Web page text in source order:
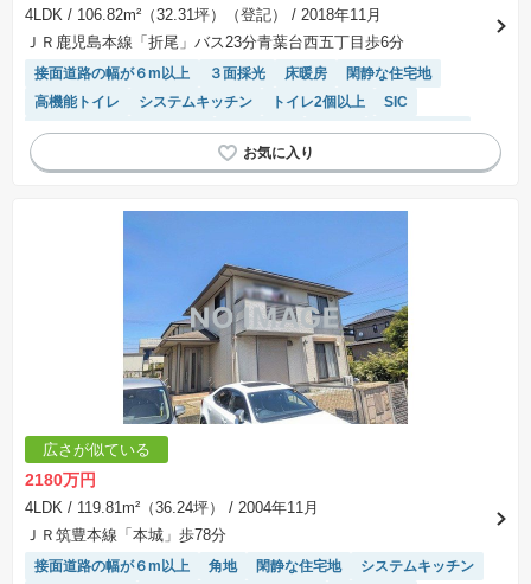
4LDK / 106.82m²（32.31坪）（登記）
/ 2018年11月
ＪＲ鹿児島本線「折尾」バス23分青葉台西五丁目歩6分
接面道路の幅が６m以上 ３面採光 床暖房
閑静な住宅地
高機能トイレ
システムキッチン トイレ2個以上
SIC
モニター付きインターホン
窓付き浴室 食洗機
温水洗浄便座
浴室乾燥機
対面キッチン
広さが似ている
2180万円
4LDK / 119.81m²（36.24坪）
/ 2004年11月
ＪＲ筑豊本線「本城」歩78分
接面道路の幅が６m以上 角地 閑静な住宅地
システムキッチン